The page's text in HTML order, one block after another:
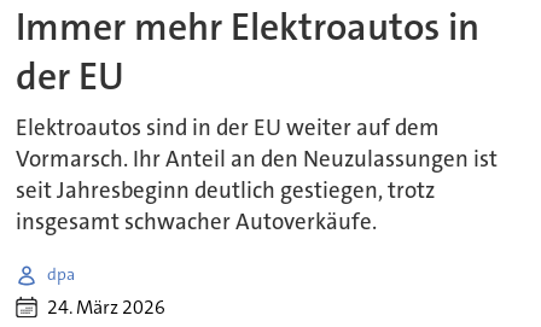
Immer mehr Elektroautos in
der EU
Elektroautos sind in der EU weiter auf dem
Vormarsch. Ihr Anteil an den Neuzulassungen ist
seit Jahresbeginn deutlich gestiegen, trotz
insgesamt schwacher Autoverkäufe.
dpa
24. März 2026